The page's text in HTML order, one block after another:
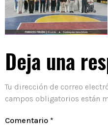
Deja una
Tu dirección de correo
campos obligatorios están
Comentario *